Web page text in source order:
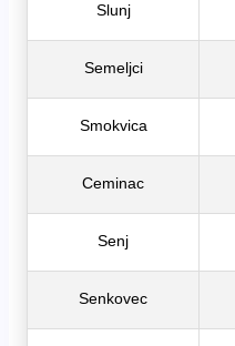
Slunj
Semeljci
Smokvica
Ceminac
Senj
Senkovec